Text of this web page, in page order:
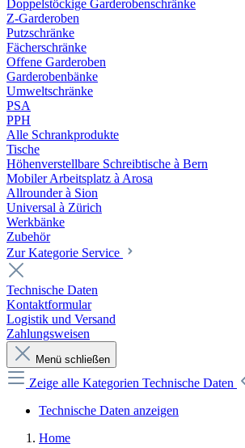
Doppelstöckige Garderobenschränke
Z-Garderoben
Putzschränke
Fächerschränke
Offene Garderoben
Garderobenbänke
Umweltschränke
PSA
PPH
Alle Schrankprodukte
Tische
Höhenverstellbare Schreibtische à Bern
Mobiler Arbeitsplatz à Arosa
Allrounder à Sion
Universal à Zürich
Werkbänke
Zubehör
Zur Kategorie Service
Technische Daten
Kontaktformular
Logistik und Versand
Zahlungsweisen
Menü schließen
Zeige alle Kategorien Technische Daten
Technische Daten anzeigen
Home